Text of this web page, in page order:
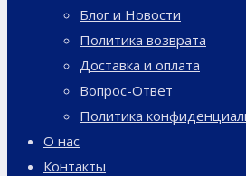
Блог и Новости
Политика возврата
Доставка и оплата
Вопрос-Ответ
Политика
О нас
Контакты